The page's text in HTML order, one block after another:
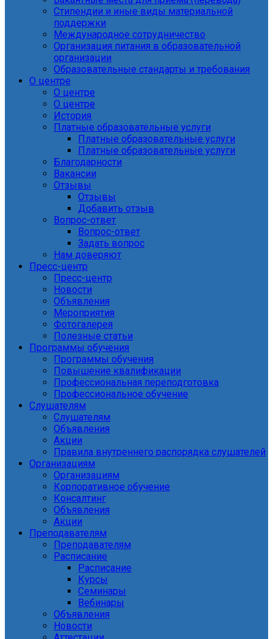
Стипендии и иные виды материальной
поддержки
Международное сотрудничество
Организация питания в образовательной
организации
Образовательные стандарты и требования
О центре
О центре
О центре
История
Платные образовательные услуги
Платные образовательные услуги
Платные образовательные услуги
Благодарности
Вакансии
Отзывы
Отзывы
Добавить отзыв
Вопрос-ответ
Вопрос-ответ
Задать вопрос
Нам доверяют
Пресс-центр
Пресс-центр
Новости
Объявления
Мероприятия
Фотогалерея
Полезные статьи
Программы обучения
Программы обучения
Повышение квалификации
Профессиональная переподготовка
Профессиональное обучение
Слушателям
Слушателям
Объявления
Акции
Правила внутреннего распорядка слушателей
Организациям
Организациям
Корпоративное обучение
Консалтинг
Объявления
Акции
Преподавателям
Преподавателям
Расписание
Расписание
Курсы
Семинары
Вебинары
Объявления
Новости